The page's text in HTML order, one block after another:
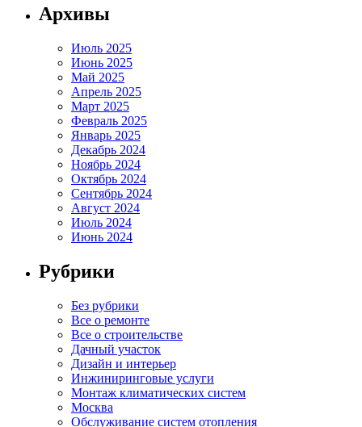
Архивы
Июль 2025
Июнь 2025
Май 2025
Апрель 2025
Март 2025
Февраль 2025
Январь 2025
Декабрь 2024
Ноябрь 2024
Октябрь 2024
Сентябрь 2024
Август 2024
Июль 2024
Июнь 2024
Рубрики
Без рубрики
Все о ремонте
Все о строительстве
Дачный участок
Дизайн и интерьер
Инжиниринговые услуги
Монтаж климатических систем
Москва
Обслуживание систем отопления